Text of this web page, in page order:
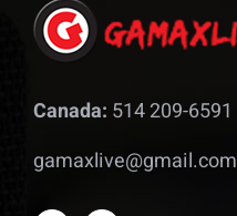
Canada: 514 209-6591
gamaxlive@gmail.com